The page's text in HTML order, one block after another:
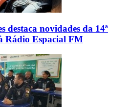
destaca novidades da 14ª
Rádio Espacial FM